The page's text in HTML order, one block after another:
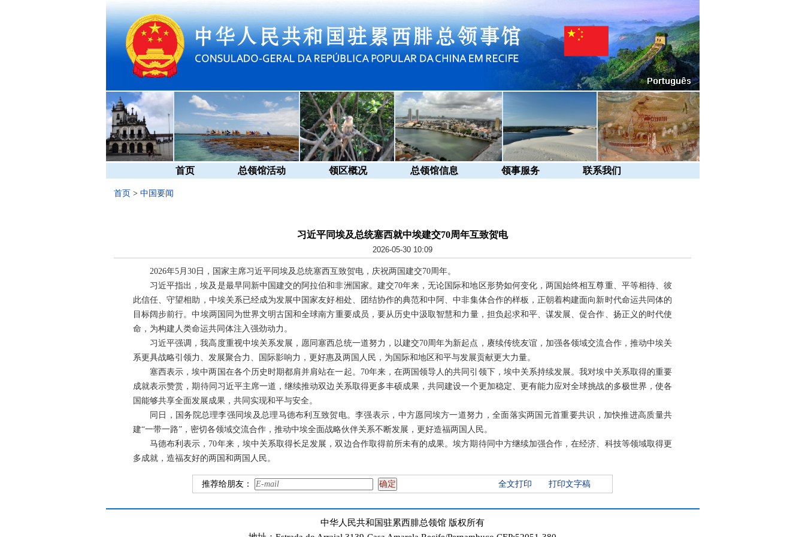
首页 总领馆活动 领区概况 总领馆信息 领事服务 联系我们
首页 > 中国要闻
习近平同埃及总统塞西就中埃建交70周年互致贺电
2026-05-30 10:09
2026年5月30日，国家主席习近平同埃及总统塞西互致贺电，庆祝两国建交70周年。
习近平指出，埃及是最早同新中国建交的阿拉伯和非洲国家。建交70年来，无论国际和地区形势如何变化，两国始终相互尊重、平等相待、彼
此信任、守望相助，中埃关系已经成为发展中国家友好相处、团结协作的典范和中阿、中非集体合作的样板，正朝着构建面向新时代命运共同体的
目标阔步前行。中埃两国同为世界文明古国和全球南方重要成员，要从历史中汲取智慧和力量，担负起求和平、谋发展、促合作、扬正义的时代使
命，为构建人类命运共同体注入强劲动力。
习近平强调，我高度重视中埃关系发展，愿同塞西总统一道努力，以建交70周年为新起点，赓续传统友谊，加强各领域交流合作，推动中埃关
系更具战略引领力、发展聚合力、国际影响力，更好惠及两国人民，为国际和地区和平与发展贡献更大力量。
塞西表示，埃中两国在各个历史时期都肩并肩站在一起。70年来，在两国领导人的共同引领下，埃中关系持续发展。我对埃中关系取得的重要
成就表示赞赏，期待同习近平主席一道，继续推动双边关系取得更多丰硕成果，共同建设一个更加稳定、更有能力应对全球挑战的多极世界，使各
国能够共享全面发展成果，共同实现和平与安全。
同日，国务院总理李强同埃及总理马德布利互致贺电。李强表示，中方愿同埃方一道努力，全面落实两国元首重要共识，加快推进高质量共
建“一带一路”，密切各领域交流合作，推动中埃全面战略伙伴关系不断发展，更好造福两国人民。
马德布利表示，70年来，埃中关系取得长足发展，双边合作取得前所未有的成果。埃方期待同中方继续加强合作，在经济、科技等领域取得更
多成就，造福友好的两国和两国人民。
推荐给朋友： 全文打印 打印文字稿
中华人民共和国驻累西腓总领馆 版权所有